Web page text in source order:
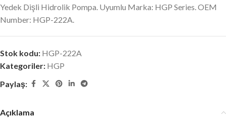
Yedek Dişli Hidrolik Pompa. Uyumlu Marka: HGP Series. OEM
Number: HGP-222A.
Stok kodu: HGP-222A
Kategoriler: HGP
Paylaş:
Açıklama